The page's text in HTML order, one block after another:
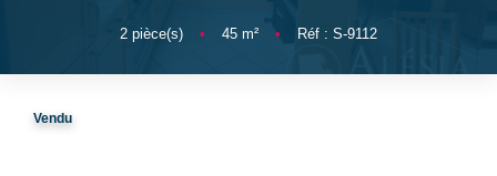
NOTRE AGENCE
2 pièce(s) • 45 m² • Réf : S-9112
Vendu